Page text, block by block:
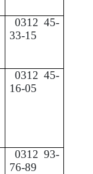
0312 45-
33-15
0312 45-
16-05
0312 93-
76-89